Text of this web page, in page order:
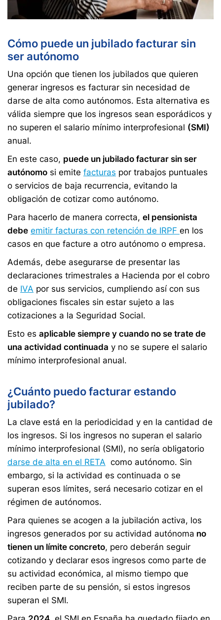
Cómo puede un jubilado facturar sin
ser autónomo
Una opción que tienen los jubilados que quieren
generar ingresos es facturar sin necesidad de
darse de alta como autónomos. Esta alternativa es
válida siempre que los ingresos sean esporádicos y
no superen el salario mínimo interprofesional (SMI)
anual.
En este caso, puede un jubilado facturar sin ser
autónomo si emite facturas por trabajos puntuales
o servicios de baja recurrencia, evitando la
obligación de cotizar como autónomo.
Para hacerlo de manera correcta, el pensionista
debe emitir facturas con retención de IRPF en los
casos en que facture a otro autónomo o empresa.
Además, debe asegurarse de presentar las
declaraciones trimestrales a Hacienda por el cobro
de IVA por sus servicios, cumpliendo así con sus
obligaciones fiscales sin estar sujeto a las
cotizaciones a la Seguridad Social.
Esto es aplicable siempre y cuando no se trate de
una actividad continuada y no se supere el salario
mínimo interprofesional anual.
¿Cuánto puedo facturar estando
jubilado?
La clave está en la periodicidad y en la cantidad de
los ingresos. Si los ingresos no superan el salario
mínimo interprofesional (SMI), no sería obligatorio
darse de alta en el RETA como autónomo. Sin
embargo, si la actividad es continuada o se
superan esos límites, será necesario cotizar en el
régimen de autónomos.
Para quienes se acogen a la jubilación activa, los
ingresos generados por su actividad autónoma no
tienen un límite concreto, pero deberán seguir
cotizando y declarar esos ingresos como parte de
su actividad económica, al mismo tiempo que
reciben parte de su pensión, si estos ingresos
superan el SMI.